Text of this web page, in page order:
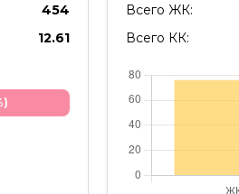
454
12.61
Всего ЖК:
Всего КК: